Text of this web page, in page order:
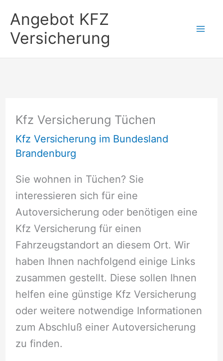
Inhalt
springen
Angebot KFZ
Versicherung
Kfz Versicherung Tüchen
Kfz Versicherung im Bundesland
Brandenburg
Sie wohnen in Tüchen? Sie
interessieren sich für eine
Autoversicherung oder benötigen eine
Kfz Versicherung für einen
Fahrzeugstandort an diesem Ort. Wir
haben Ihnen nachfolgend einige Links
zusammen gestellt. Diese sollen Ihnen
helfen eine günstige Kfz Versicherung
oder weitere notwendige Informationen
zum Abschluß einer Autoversicherung
zu finden.